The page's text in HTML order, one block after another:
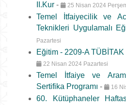
II.Kur - 25 Nisan 2024
Temel İtfaiyecilik ve
Teknikleri Uygulamalı
Pazartesi
Eğitim - 2209-A
22 Nisan 2024 Pazartesi
Temel İtfaiye ve
Sertifika Programı - 16
60. Kütüphaneler